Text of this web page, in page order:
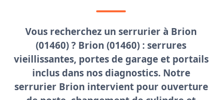
Vous recherchez un serrurier à Brion
(01460) ? Brion (01460) : serrures
vieillissantes, portes de garage et portails
inclus dans nos diagnostics. Notre
serrurier Brion intervient pour ouverture